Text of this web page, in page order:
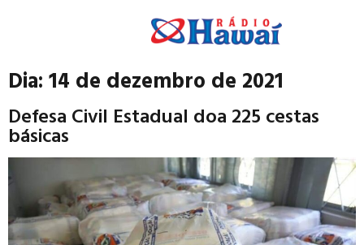
Dia: 14 de dezembro de 2021
Defesa Civil Estadual doa 225 cestas
básicas